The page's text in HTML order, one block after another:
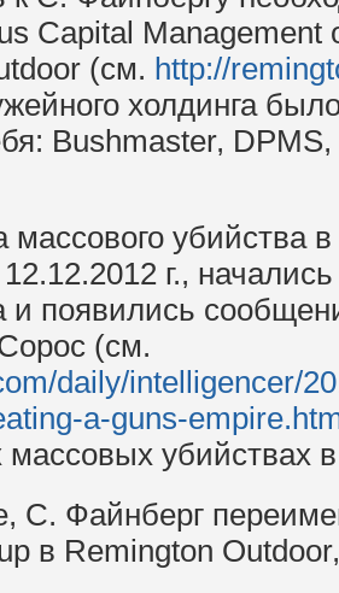
Capital Management
(см. http://
холдинга
Bushmaster,
массового убийства
г.,
и появились
(см.
daily/intelligencer/
a-guns-
убийствах
С. Файнберг
в Remington